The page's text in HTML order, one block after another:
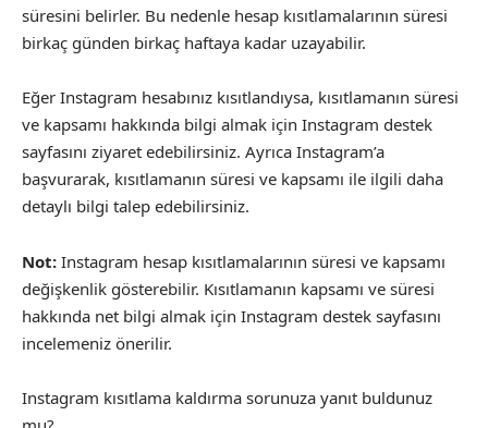
süresini belirler. Bu nedenle hesap kısıtlamalarının süresi
birkaç günden birkaç haftaya kadar uzayabilir.
Eğer Instagram hesabınız kısıtlandıysa, kısıtlamanın süresi
ve kapsamı hakkında bilgi almak için Instagram destek
sayfasını ziyaret edebilirsiniz. Ayrıca Instagram’a
başvurarak, kısıtlamanın süresi ve kapsamı ile ilgili daha
detaylı bilgi talep edebilirsiniz.
Not: Instagram hesap kısıtlamalarının süresi ve kapsamı
değişkenlik gösterebilir. Kısıtlamanın kapsamı ve süresi
hakkında net bilgi almak için Instagram destek sayfasını
incelemeniz önerilir.
Instagram kısıtlama kaldırma sorunuza yanıt buldunuz